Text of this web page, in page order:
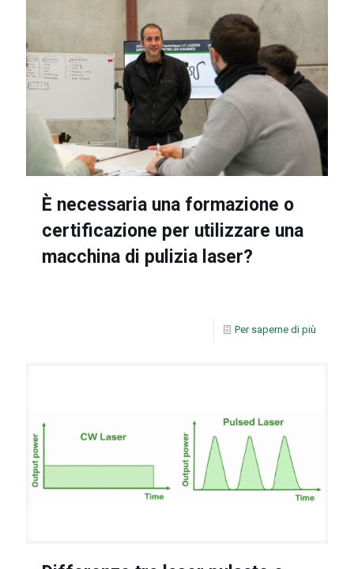
È necessaria una formazione o
certificazione per utilizzare una
macchina di pulizia laser?
Per saperne di più